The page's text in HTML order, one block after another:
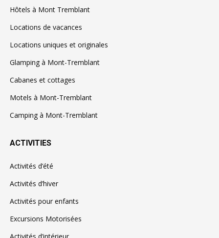
Hôtels à Mont Tremblant
Locations de vacances
Locations uniques et originales
Glamping à Mont-Tremblant
Cabanes et cottages
Motels à Mont-Tremblant
Camping à Mont-Tremblant
ACTIVITIES
Activités d’été
Activités d’hiver
Activités pour enfants
Excursions Motorisées